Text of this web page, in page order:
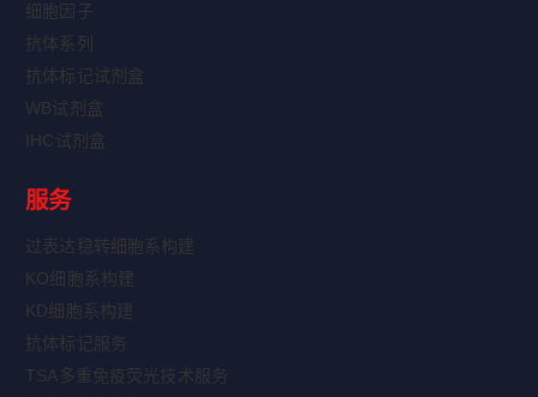
细胞因子
抗体系列
抗体标记试剂盒
WB试剂盒
IHC试剂盒
服务
过表达稳转细胞系构建
KO细胞系构建
KD细胞系构建
抗体标记服务
TSA多重免疫荧光技术服务